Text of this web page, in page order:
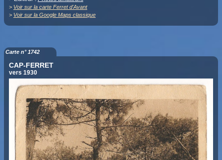
> Voir sur la carte Ferret d'Avant
> Voir sur la Google Maps classique
Carte n° 1742
CAP-FERRET
vers 1930